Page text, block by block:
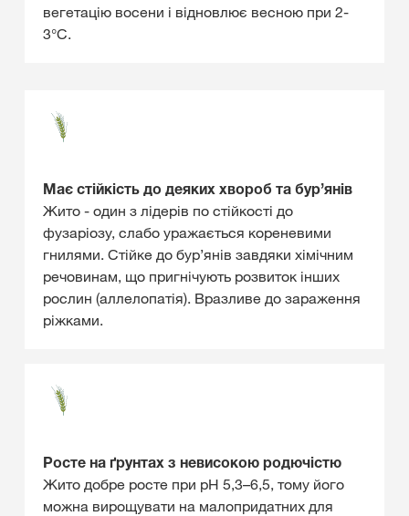
вегетацію восени і відновлює весною при 2-
3°С.
Має стійкість до деяких хвороб та бур’янів
Жито - один з лідерів по стійкості до
фузаріозу, слабо уражається кореневими
гнилями. Стійке до бур’янів завдяки хімічним
речовинам, що пригнічують розвиток інших
рослин (аллелопатія). Вразливе до зараження
ріжками.
Росте на ґрунтах з невисокою родючістю
Жито добре росте при pH 5,3–6,5, тому його
можна вирощувати на малопридатних для